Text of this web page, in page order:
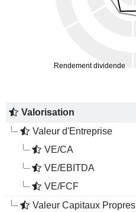
Valorisation
Valeur d'Entreprise
VE/CA
VE/EBITDA
VE/FCF
Valeur Capitaux Propres